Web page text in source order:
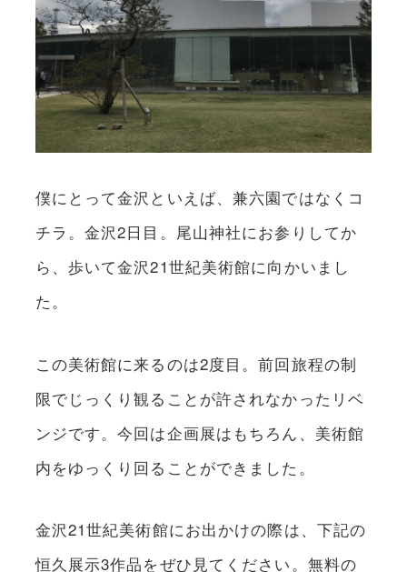
僕にとって金沢といえば、兼六園ではなくコ
チラ。金沢2日目。尾山神社にお参りしてか
ら、歩いて金沢21世紀美術館に向かいまし
た。
この美術館に来るのは2度目。前回旅程の制
限でじっくり観ることが許されなかったリベ
ンジです。今回は企画展はもちろん、美術館
内をゆっくり回ることができました。
金沢21世紀美術館にお出かけの際は、下記の
恒久展示3作品をぜひ見てください。無料の